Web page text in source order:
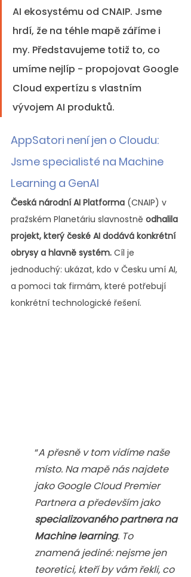
AI ekosystému od CNAIP. Jsme
hrdí, že na téhle mapě záříme i
my. Představujeme totiž to, co
umíme nejlíp - propojovat Google
Cloud expertízu s vlastním
vývojem AI produktů.
AppSatori není jen o Cloudu:
Jsme specialisté na Machine
Learning a GenAI
Česká národní AI Platforma (CNAIP) v
pražském Planetáriu slavnostně odhalila
projekt, který české AI dodává konkrétní
obrysy a hlavně systém. Cíl je
jednoduchý: ukázat, kdo v Česku umí AI,
a pomoci tak firmám, které potřebují
konkrétní technologické řešení.
“A přesně v tom vidíme naše
místo. Na mapě nás najdete
jako Google Cloud Premier
Partnera a především jako
specializovaného partnera na
Machine learning. To
znamená jediné: nejsme jen
teoretici, kteří by vám řekli, co